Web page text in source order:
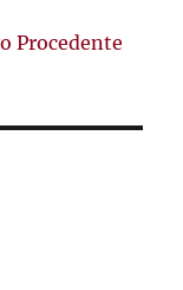
Procedente